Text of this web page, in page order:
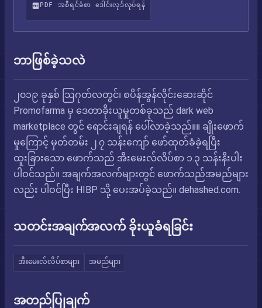
PDF အစီရင်ခံစာ ဒေါင်းလုဒ်လုပ်ရန်
ဘာဖြစ်ခဲ့သလဲ
၂၀၁၉ ခုနှစ် ဩဂုတ်လတွင်၊ စပိန်အွန်လိုင်းဆေးဆိုင်
Promofarma မှ ဒေတာခိုးယူမှုတစ်ခုသည် dark web
marketplace တွင် ရောင်းချရန် ပေါ်လာခဲ့သည်။။ ချိုးဖောက်
မှုကြောင့် မှတ်တမ်း ၂.၇ သန်းကျော် ဖော်ထုတ်ခံခဲ့ရပြီး
ထူးခြားသော ဖောက်သည် အီးမေးလ်လိပ်စာ ၁.၃ သန်းနီးပါး
ပါဝင်သည်။ အချက်အလက်များတွင် ဖောက်သည်အမည်များ
လည်း ပါဝင်ပြီး HIBP သို့ ပေးအပ်ခဲ့သည်။ dehashed.com.
သတင်းအချက်အလက် ခိုးယူခံရခြင်း
အီးမေးလ်လိပ်စာများ အမည်များ
အတည်ပြုချက်